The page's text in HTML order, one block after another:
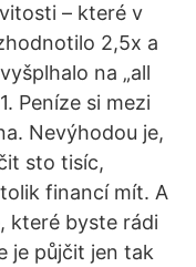
– které v
2,5x a
na „all
Peníze si mezi
Nevýhodou je,
sto tisíc,
financí mít. A
které byste rádi
je půjčit jen tak